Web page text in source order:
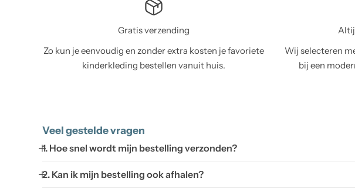
Gratis verzending
Zo kun je eenvoudig en zonder extra kosten je favoriete
kinderkleding bestellen vanuit huis.
Wij selecteren
bij een
Veel gestelde vragen
1. Hoe snel wordt mijn bestelling verzonden?
2. Kan ik mijn bestelling ook afhalen?